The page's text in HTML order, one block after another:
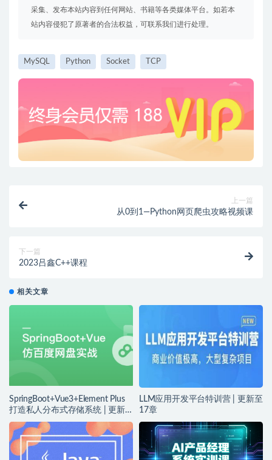
采集、发布本站内容到任何网站、书籍等各类媒体平台。如若本
站内容侵犯了原著者的合法权益，可联系我们进行处理。
MySQL Python Socket TCP
上一篇
从0到1—Python网页爬虫攻略视频课
下一篇
2023吕鑫C++课程
相关文章
SpringBoot+Vue3+Element Plus
打造私人分布式存储系统 | 更新
完结
LLM应用开发平台特训营 | 更新至
17章